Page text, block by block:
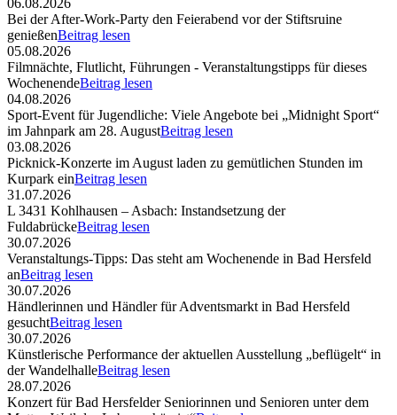
06.08.2026
Bei der After-Work-Party den Feierabend vor der Stiftsruine
genießenBeitrag lesen
05.08.2026
Filmnächte, Flutlicht, Führungen - Veranstaltungstipps für dieses
WochenendeBeitrag lesen
04.08.2026
Sport-Event für Jugendliche: Viele Angebote bei „Midnight Sport“
im Jahnpark am 28. AugustBeitrag lesen
03.08.2026
Picknick-Konzerte im August laden zu gemütlichen Stunden im
Kurpark einBeitrag lesen
31.07.2026
L 3431 Kohlhausen – Asbach: Instandsetzung der
FuldabrückeBeitrag lesen
30.07.2026
Veranstaltungs-Tipps: Das steht am Wochenende in Bad Hersfeld
anBeitrag lesen
30.07.2026
Händlerinnen und Händler für Adventsmarkt in Bad Hersfeld
gesuchtBeitrag lesen
30.07.2026
Künstlerische Performance der aktuellen Ausstellung „beflügelt“ in
der WandelhalleBeitrag lesen
28.07.2026
Konzert für Bad Hersfelder Seniorinnen und Senioren unter dem